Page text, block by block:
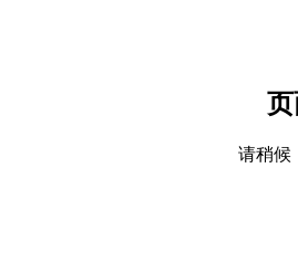
请稍候